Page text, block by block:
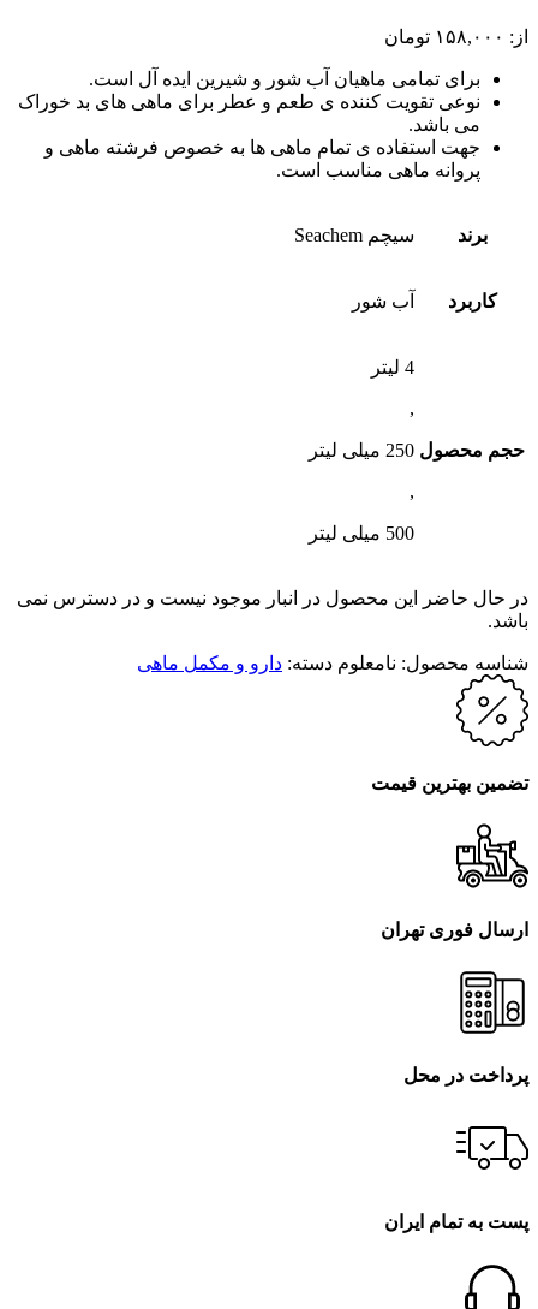
از: ۱۵۸,۰۰۰ تومان
برای تمامی ماهیان آب شور و شیرین ایده آل است.
نوعی تقویت کننده ی طعم و عطر برای ماهی های بد خوراک
می باشد.
جهت استفاده ی تمام ماهی ها به خصوص فرشته ماهی و
پروانه ماهی مناسب است.
برند سیچم Seachem
کاربرد آب شور
حجم محصول
4 لیتر
,
250 میلی لیتر
,
500 میلی لیتر
در حال حاضر این محصول در انبار موجود نیست و در دسترس نمی
باشد.
شناسه محصول: نامعلوم دسته: دارو و مکمل ماهی
تضمین بهترین قیمت
ارسال فوری تهران
پرداخت در محل
پست به تمام ایران